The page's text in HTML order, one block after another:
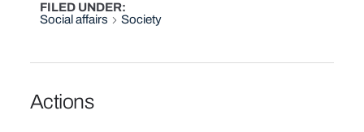
FILED UNDER
Social affairs
Society
Actions